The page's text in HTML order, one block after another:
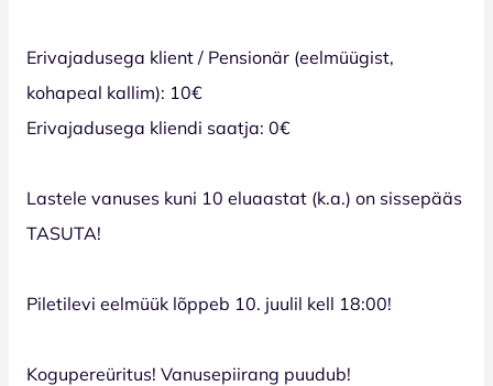
Erivajadusega klient / Pensionär (eelmüügist,
kohapeal kallim): 10€
Erivajadusega kliendi saatja: 0€
Lastele vanuses kuni 10 eluaastat (k.a.) on sissepääs
TASUTA!
Piletilevi eelmüük lõppeb 10. juulil kell 18:00!
Kogupereüritus! Vanusepiirang puudub!